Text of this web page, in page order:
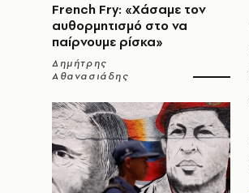
French Fry: «Χάσαμε τον
αυθορμητισμό στο να
παίρνουμε ρίσκα»
Δημήτρης
Αθανασιάδης